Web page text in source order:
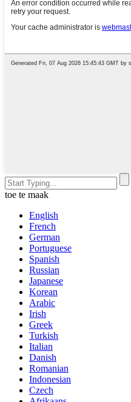
toe te maak
English
French
German
Portuguese
Spanish
Russian
Japanese
Korean
Arabic
Irish
Greek
Turkish
Italian
Danish
Romanian
Indonesian
Czech